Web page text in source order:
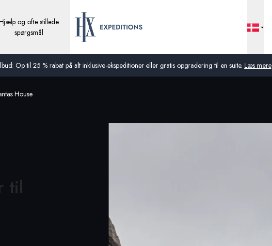
Op til 25 % rabat på alt inklusive-ekspeditioner eller gratis opgradering til en suite. Læs mere
og ofte stillede
spørgsmål
House
til